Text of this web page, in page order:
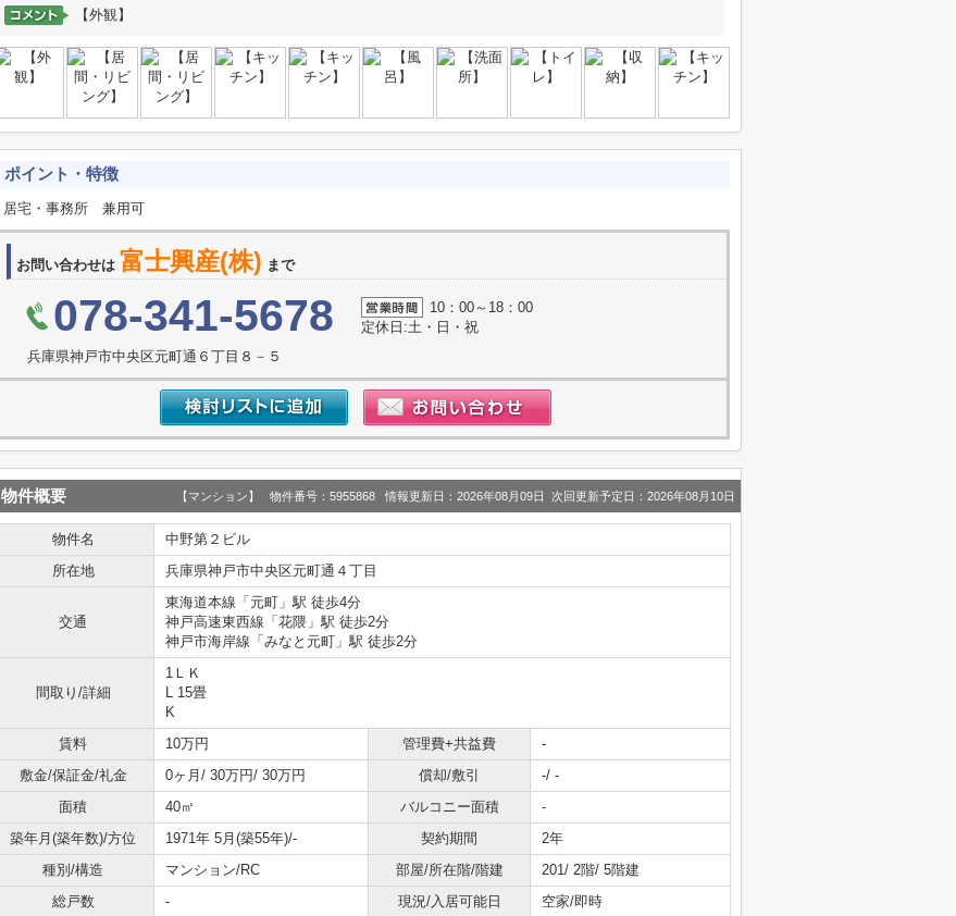
【外観】
ポイント・特徴
居宅・事務所 兼用可
お問い合わせは 富士興産(株) まで
078-341-5678
10：00～18：00
定休日:土・日・祝
兵庫県神戸市中央区元町通６丁目８－５
物件概要 【マンション】 物件番号：5955868 情報更新日：2026年08月09日 次回更新予定日：2026年08月10日
物件名
中野第２ビル
所在地
兵庫県神戸市中央区元町通４丁目
交通
東海道本線「元町」駅 徒歩4分
神戸高速東西線「花隈」駅 徒歩2分
神戸市海岸線「みなと元町」駅 徒歩2分
間取り/詳細
1ＬＫ
L 15畳
K
賃料
10万円 管理費+共益費
-
敷金/保証金/礼金
0ヶ月/ 30万円/ 30万円 償却/敷引
-/ -
面積
40㎡ バルコニー面積
-
築年月(築年数)/方位
1971年 5月(築55年)/- 契約期間
2年
種別/構造
マンション/RC 部屋/所在階/階建
201/ 2階/ 5階建
総戸数
- 現況/入居可能日
空家/即時